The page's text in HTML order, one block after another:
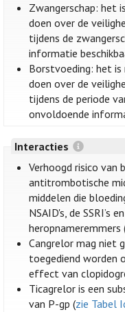
Zwangerschap: het
doen over de
tijdens de
informatie
Borstvoeding: het
doen over de
tijdens de periode
onvoldoende
Interacties
Verhoogd risico van
antitrombotische
middelen die
NSAID's, de SSRI’s
heropnameremmers
Cangrelor mag niet
toegediend worden
effect van
Ticagrelor is een
van P-gp (zie Tabel